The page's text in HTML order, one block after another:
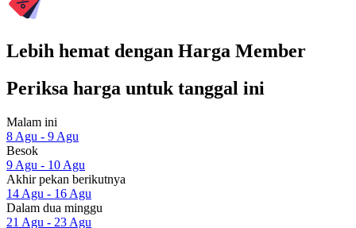
Lebih hemat dengan Harga Member
Periksa harga untuk tanggal ini
Malam ini
8 Agu - 9 Agu
Besok
9 Agu - 10 Agu
Akhir pekan berikutnya
14 Agu - 16 Agu
Dalam dua minggu
21 Agu - 23 Agu